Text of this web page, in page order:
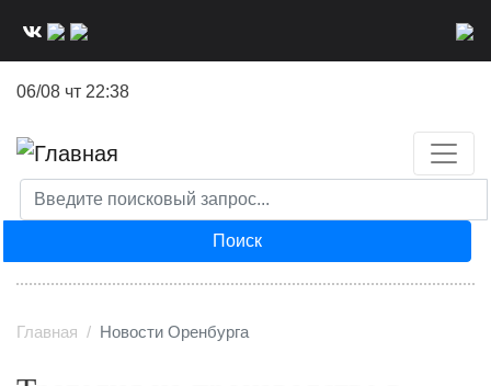
06/08 чт 22:38
Поиск
Главная Новости Оренбурга